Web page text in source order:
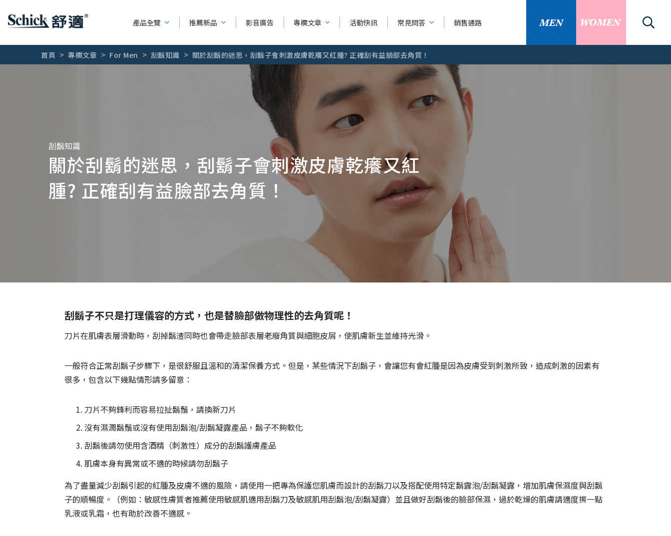
產品全覽 推薦新品 影音廣告 專欄文章 活動快訊 常見問答 銷售通路
刮鬍刀片
刮鬍露 / 刮鬍泡 / 刮鬍膏
創5紀
舒適牌
創4紀
雙層潤滑
烏爪潤滑
產品種類
可替換除毛刀
除毛刀片
輕便型除毛刀
修眉刀 / 修容刀
舒柔
舒絲
刮鬍泡/刮鬍露/刮鬍...
產品功能相關
如何使用刮鬍刀/除毛刀
找不到你要的替換刀片嗎
問答主頁
首頁 專欄文章 For Men 刮鬍知識 關於刮鬍的迷思，刮鬍子會刺激皮膚乾癢又紅腫? 正確刮有益臉部去角質！
刮鬍知識
關於刮鬍的迷思，刮鬍子會刺激皮膚乾癢又紅
腫? 正確刮有益臉部去角質！
刮鬍子不只是打理儀容的方式，也是替臉部做物理性的去角質呢！
刀片在肌膚表層滑動時，刮掉鬍渣同時也會帶走臉部表層老廢角質與細胞皮屑，使肌膚新生並維持光滑。
一般符合正常刮鬍子步驟下，是很舒服且溫和的清潔保養方式。但是，某些情況下刮鬍子，會讓您有會紅腫是因為皮膚受到刺激所致，造成刺激的因素有
很多，包含以下幾點情形請多留意：
刀片不夠鋒利而容易拉扯鬍鬚，請換新刀片
沒有濕潤鬍鬚或沒有使用刮鬍泡/刮鬍凝露產品，鬍子不夠軟化
刮鬍後請勿使用含酒精（刺激性）成分的刮鬍護膚產品
肌膚本身有異常或不適的時候請勿刮鬍子
為了盡量減少刮鬍引起的紅腫及皮膚不適的風險，請使用一把專為保護您肌膚而設計的刮鬍刀以及搭配使用特定鬍露泡/刮鬍凝露，增加肌膚保濕度與刮鬍
子的順暢度。（例如：敏感性膚質者推薦使用敏感肌適用刮鬍刀及敏感肌用刮鬍泡/刮鬍凝露）並且做好刮鬍後的臉部保濕，過於乾燥的肌膚請適度擦一點
乳液或乳霜，也有助於改善不適感。